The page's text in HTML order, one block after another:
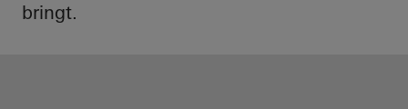
bringt.